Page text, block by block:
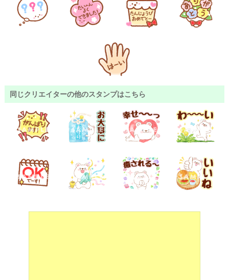
同じクリエイターの他のスタンプはこちら